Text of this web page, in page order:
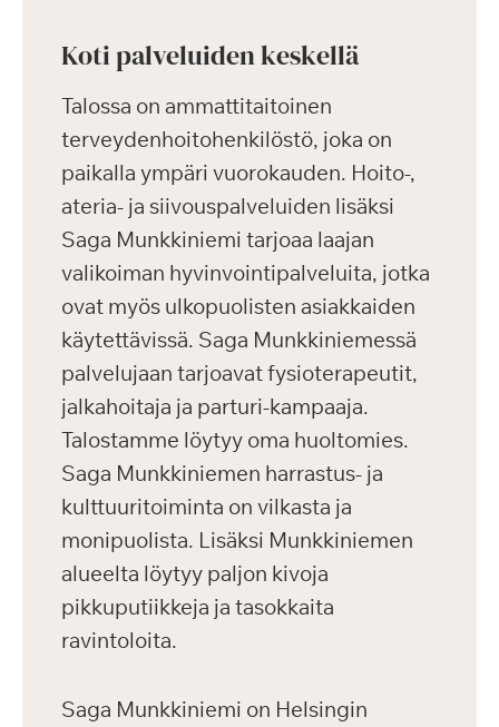
Koti palveluiden keskellä
Talossa on ammattitaitoinen
terveydenhoitohenkilöstö, joka on
paikalla ympäri vuorokauden. Hoito-,
ateria- ja siivouspalveluiden lisäksi
Saga Munkkiniemi tarjoaa laajan
valikoiman hyvinvointipalveluita, jotka
ovat myös ulkopuolisten asiakkaiden
käytettävissä. Saga Munkkiniemessä
palvelujaan tarjoavat fysioterapeutit,
jalkahoitaja ja parturi-kampaaja.
Talostamme löytyy oma huoltomies.
Saga Munkkiniemen harrastus- ja
kulttuuritoiminta on vilkasta ja
monipuolista. Lisäksi Munkkiniemen
alueelta löytyy paljon kivoja
pikkuputiikkeja ja tasokkaita
ravintoloita.
Saga Munkkiniemi on Helsingin